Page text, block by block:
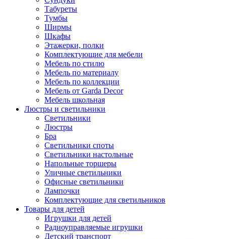
Табуреты
Тумбы
Ширмы
Шкафы
Этажерки, полки
Комплектующие для мебели
Мебель по стилю
Мебель по материалу
Мебель по коллекции
Мебель от Garda Decor
Мебель школьная
Люстры и светильники
Светильники
Люстры
Бра
Светильники споты
Светильники настольные
Напольные торшеры
Уличные светильники
Офисные светильники
Лампочки
Комплектующие для светильников
Товары для детей
Игрушки для детей
Радиоуправляемые игрушки
Детский транспорт